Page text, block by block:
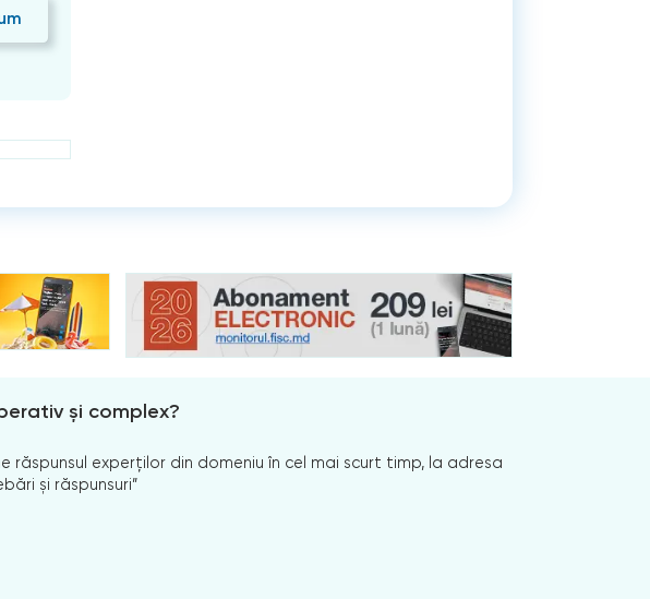
și complex?
răspunsul experților din domeniu în cel mai scurt timp, la adresa
și răspunsuri”